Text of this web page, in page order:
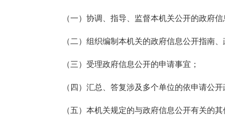
（一）协调、指导、监督本机关公开的政府信
（二）组织编制本机关的政府信息公开指南、
（三）受理政府信息公开的申请事宜；
（四）汇总、答复涉及多个单位的依申请公开
（五）本机关规定的与政府信息公开有关的其